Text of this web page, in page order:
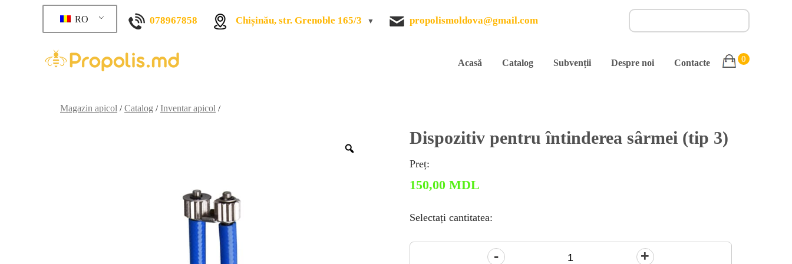
RO 078967858 Chișinău, str. Grenoble 165/3 propolismoldova@gmail.com
Acasă Catalog Subvenții Despre noi Contacte 0
Magazin apicol / Catalog / Inventar apicol /
Dispozitiv pentru întinderea sârmei (tip 3)
Preț:
150,00 MDL
Selectați cantitatea: